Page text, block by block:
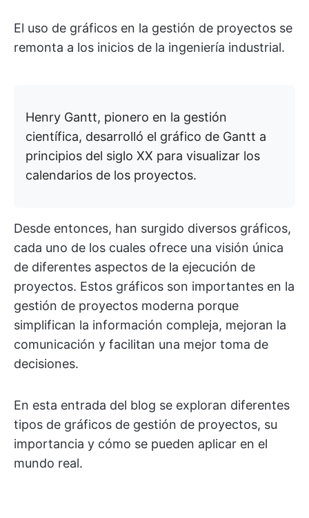
El uso de gráficos en la gestión de proyectos se
remonta a los inicios de la ingeniería industrial.
Henry Gantt, pionero en la gestión
científica, desarrolló el gráfico de Gantt a
principios del siglo XX para visualizar los
calendarios de los proyectos.
Desde entonces, han surgido diversos gráficos,
cada uno de los cuales ofrece una visión única
de diferentes aspectos de la ejecución de
proyectos. Estos gráficos son importantes en la
gestión de proyectos moderna porque
simplifican la información compleja, mejoran la
comunicación y facilitan una mejor toma de
decisiones.
En esta entrada del blog se exploran diferentes
tipos de gráficos de gestión de proyectos, su
importancia y cómo se pueden aplicar en el
mundo real.